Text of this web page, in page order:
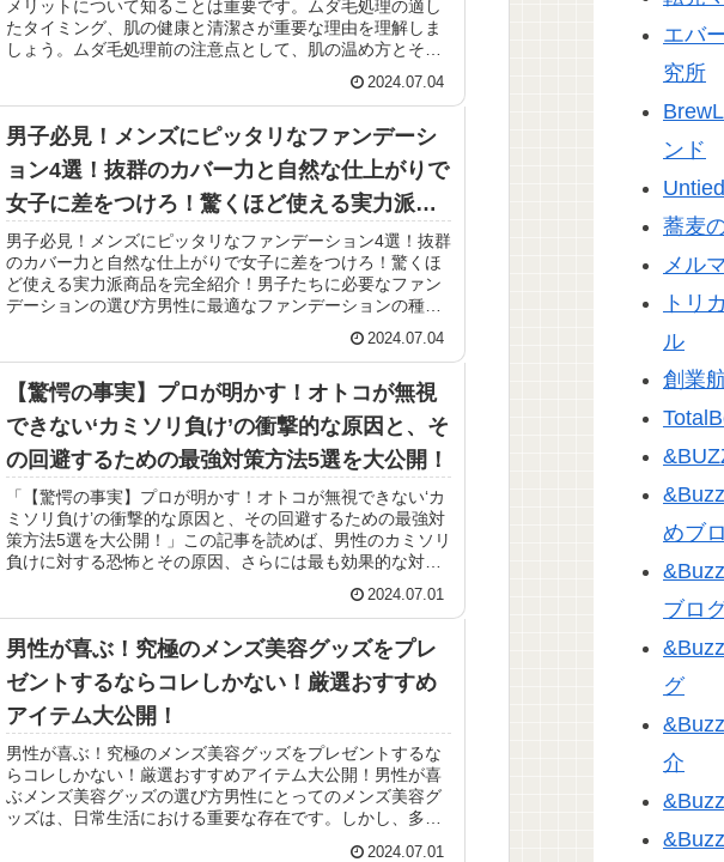
メリットについて知ることは重要です。ムダ毛処理の適し
たタイミング、肌の健康と清潔さが重要な理由を理解しま
しょう。ムダ毛処理前の注意点として、肌の温め方とその
2024.07.04
男子必見！メンズにピッタリなファンデーシ
ョン4選！抜群のカバー力と自然な仕上がりで
女子に差をつけろ！驚くほど使える実力派商
品を完全紹介！
男子必見！メンズにピッタリなファンデーション4選！抜群
のカバー力と自然な仕上がりで女子に差をつけろ！驚くほ
ど使える実力派商品を完全紹介！男子たちに必要なファン
デーションの選び方男性に最適なファンデーションの種類
2024.07.04
【驚愕の事実】プロが明かす！オトコが無視
できない‘カミソリ負け’の衝撃的な原因と、そ
の回避するための最強対策方法5選を大公開！
「【驚愕の事実】プロが明かす！オトコが無視できない‘カ
ミソリ負け’の衝撃的な原因と、その回避するための最強対
策方法5選を大公開！」この記事を読めば、男性のカミソリ
負けに対する恐怖とその原因、さらには最も効果的な対策
2024.07.01
男性が喜ぶ！究極のメンズ美容グッズをプレ
ゼントするならコレしかない！厳選おすすめ
アイテム大公開！
男性が喜ぶ！究極のメンズ美容グッズをプレゼントするな
らコレしかない！厳選おすすめアイテム大公開！男性が喜
ぶメンズ美容グッズの選び方男性にとってのメンズ美容グ
ッズは、日常生活における重要な存在です。しかし、多く
2024.07.01
エバ
究所
ンド
蕎麦
メル
トリ
ル
創業
めブ
ブロ
グ
介